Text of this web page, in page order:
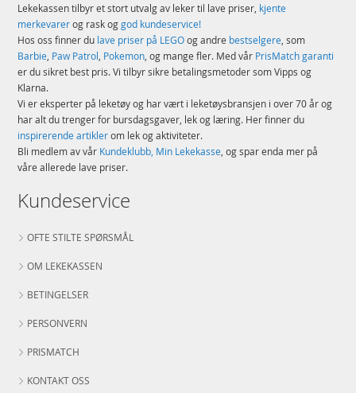
Lekekassen tilbyr et stort utvalg av leker til lave priser, kjente
merkevarerog rask oggod kundeservice!
Hos oss finner du lave priser på LEGOog andre bestselgere , som
Barbie Paw Patrol Pokemon , og mange fler. Med vår PrisMatch garanti
er du sikret best pris. Vi tilbyr sikre betalingsmetoder som Vipps og
Klarna.
Vi er eksperter på leketøy og har vært i leketøysbransjen i over 70 år og
har alt du trenger for bursdagsgaver, lek og læring. Her finner du
inspirerende artiklerom lek og aktiviteter.
Bli medlem av vår Kundeklubb, Min Lekekasse , og spar enda mer på
våre allerede lave priser.
Kundeservice
OFTE STILTE SPØRSMÅL
OM LEKEKASSEN
BETINGELSER
PERSONVERN
PRISMATCH
KONTAKT OSS